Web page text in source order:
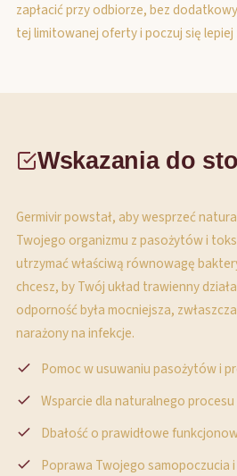
zapłacić przy odbiorze, bez
tej limitowanej oferty i poczuj się lepiej
Wskazania do
Germivir powstał, aby wesprzeć
Twojego organizmu z pasożytów i
utrzymać właściwą równowagę
chcesz, by Twój układ trawienny
odporność była mocniejsza,
narażony na infekcje.
Pomoc w usuwaniu pasożytów i
Wsparcie dla naturalnego
Dbałość o prawidłowe
Poprawa Twojego samopoczucia